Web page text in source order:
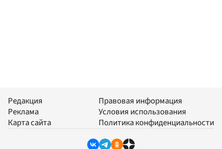
Редакция
Реклама
Карта сайта
Правовая информация
Условия использования
Политика конфиденциальности